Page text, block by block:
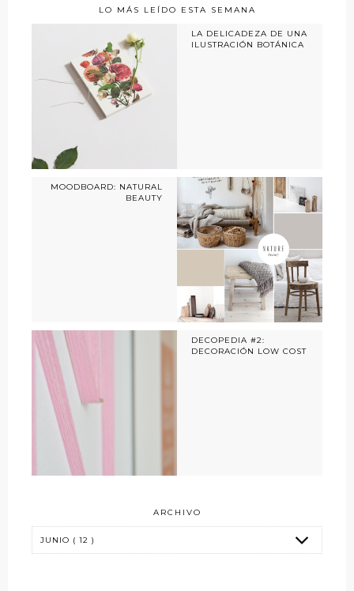
LO MÁS LEÍDO ESTA SEMANA
LA DELICADEZA DE UNA
ILUSTRACIÓN BOTÁNICA
MOODBOARD: NATURAL
BEAUTY
DECOPEDIA #2:
DECORACIÓN LOW COST
ARCHIVO